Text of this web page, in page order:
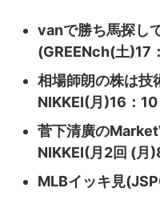
vanで勝ち馬探し
(GREENch(土)17
相場師朗の株は技
NIKKEI(月)16：
菅下清廣の
NIKKEI(月2回 (月
MLBイッキ見